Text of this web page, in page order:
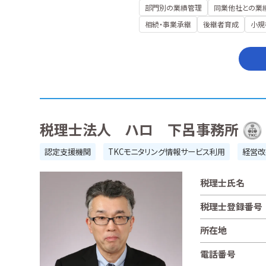
部門別の業績管理
同業他社との業
相続・事業承継
後継者育成 小
税理士法人 ハロ 下呂事務所
認定支援機関 TKCモニタリング情報サービス利用 経営
税理士氏名
税理士登録番号
所在地
電話番号